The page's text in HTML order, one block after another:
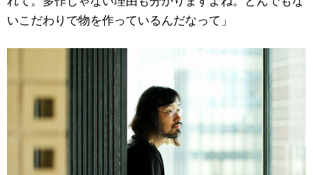
いこだわりで物を作っているんだなって」